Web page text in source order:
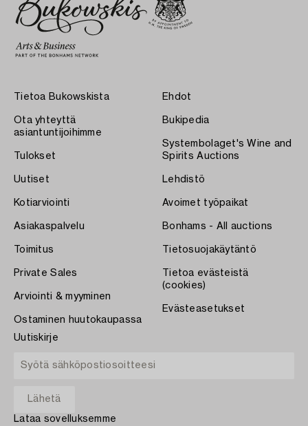
Tietoa Bukowskista
Ota yhteyttä
asiantuntijoihimme
Tulokset
Uutiset
Kotiarviointi
Asiakaspalvelu
Toimitus
Private Sales
Arviointi & myyminen
Ostaminen huutokaupassa
Ehdot
Bukipedia
Systembolaget's Wine and
Spirits Auctions
Lehdistö
Avoimet työpaikat
Bonhams - All auctions
Tietosuojakäytäntö
Tietoa evästeistä
(cookies)
Evästeasetukset
Uutiskirje
Lataa sovelluksemme